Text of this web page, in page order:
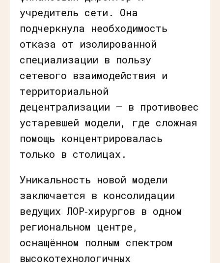
учредитель сети. Она
подчеркнула необходимость
отказа от изолированной
специализации в пользу
сетевого взаимодействия и
территориальной
децентрализации — в противовес
устаревшей модели, где сложная
помощь концентрировалась
только в столицах.
Уникальность новой модели
заключается в консолидации
ведущих ЛОР‑хирургов в одном
региональном центре,
оснащённом полным спектром
высокотехнологичных